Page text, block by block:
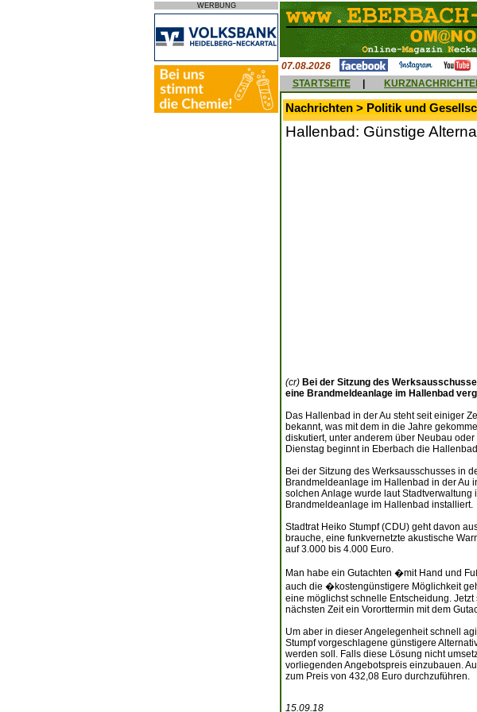
WERBUNG
07.08.2026
STARTSEITE
Nachrichten > Politik und
Hallenbad: Günstige
(cr) Bei der Sitzung des
eine Brandmeldeanlage im Hallenbad
Das Hallenbad in der Au steht seit einiger
bekannt, was mit dem in die Jahre
diskutiert, unter anderem über Neubau
Dienstag beginnt in Eberbach die
Bei der Sitzung des Werksausschusses in
Brandmeldeanlage im Hallenbad in der Au
solchen Anlage wurde laut
Brandmeldeanlage im Hallenbad installiert.
Stadtrat Heiko Stumpf (CDU) geht davon
brauche, eine funkvernetzte akustische
auf 3.000 bis 4.000 Euro.
Man habe ein Gutachten �mit Hand und
auch die �kostengünstigere Möglichkeit
eine möglichst schnelle Entscheidung.
nächsten Zeit ein Vororttermin mit dem
Um aber in dieser Angelegenheit schnell
Stumpf vorgeschlagene günstigere
werden soll. Falls diese Lösung nicht
vorliegenden Angebotspreis einzubauen.
zum Preis von 432,08 Euro durchzuführen.
15.09.18